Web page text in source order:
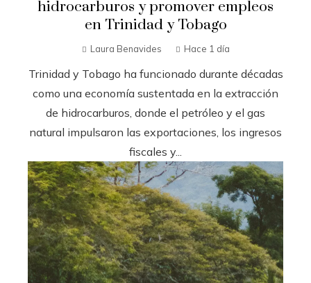
hidrocarburos y promover empleos
en Trinidad y Tobago
Laura Benavides Hace 1 día
Trinidad y Tobago ha funcionado durante décadas
como una economía sustentada en la extracción
de hidrocarburos, donde el petróleo y el gas
natural impulsaron las exportaciones, los ingresos
fiscales y...